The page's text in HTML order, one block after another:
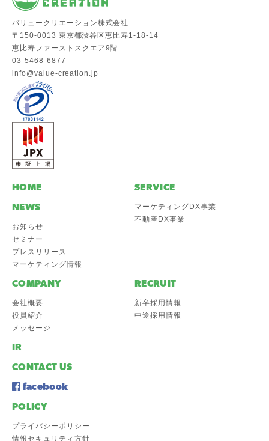
バリュークリエーション株式会社
〒150-0013 東京都渋谷区恵比寿1-18-14
恵比寿ファーストスクエア9階
03-5468-6877
info@value-creation.jp
HOME
NEWS
お知らせ
セミナー
プレスリリース
マーケティング情報
SERVICE
マーケティングDX事業
不動産DX事業
COMPANY
会社概要
役員紹介
メッセージ
RECRUIT
新卒採用情報
中途採用情報
IR
CONTACT US
facebook
POLICY
プライバシーポリシー
情報セキュリティ方針